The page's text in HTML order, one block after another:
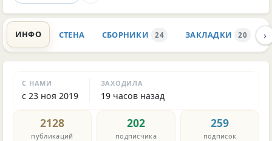
ИНФО СТЕНА СБОРНИКИ 24 ЗАКЛАДКИ 20 ›
С НАМИ
с 23 ноя 2019
ЗАХОДИЛА
19 часов назад
2128
публикаций
202
подписчика
259
подписок